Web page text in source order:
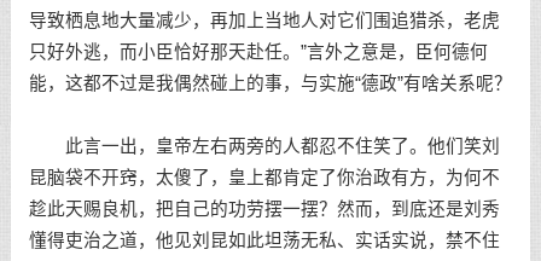
导致栖息地大量减少，再加上当地人对它们围追猎杀，老虎
只好外逃，而小臣恰好那天赴任。”言外之意是，臣何德何
能，这都不过是我偶然碰上的事，与实施“德政”有啥关系呢？
此言一出，皇帝左右两旁的人都忍不住笑了。他们笑刘
昆脑袋不开窍，太傻了，皇上都肯定了你治政有方，为何不
趁此天赐良机，把自己的功劳摆一摆？然而，到底还是刘秀
懂得吏治之道，他见刘昆如此坦荡无私、实话实说，禁不住